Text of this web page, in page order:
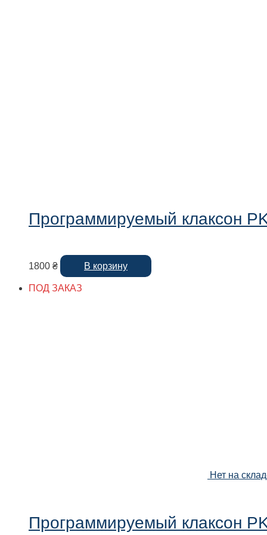
Программируемый клаксон
1800 ₴ В корзину
ПОД ЗАКАЗ
Нет на
Программируемый клаксон